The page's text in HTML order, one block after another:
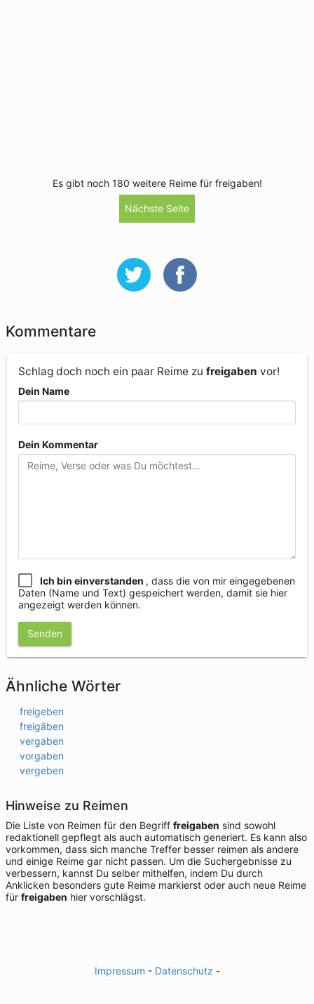
Es gibt noch 180 weitere Reime für freigaben!
Nächste Seite
Kommentare
Schlag doch noch ein paar Reime zu freigaben vor!
Dein Name
Dein Kommentar
Ich bin einverstanden , dass die von mir eingegebenen
Daten (Name und Text) gespeichert werden, damit sie hier
angezeigt werden können.
Senden
Ähnliche Wörter
freigeben
freigäben
vergaben
vorgaben
vergeben
Hinweise zu Reimen
Die Liste von Reimen für den Begriff freigaben sind sowohl
redaktionell gepflegt als auch automatisch generiert. Es kann also
vorkommen, dass sich manche Treffer besser reimen als andere
und einige Reime gar nicht passen. Um die Suchergebnisse zu
verbessern, kannst Du selber mithelfen, indem Du durch
Anklicken besonders gute Reime markierst oder auch neue Reime
für freigaben hier vorschlägst.
Impressum - Datenschutz -